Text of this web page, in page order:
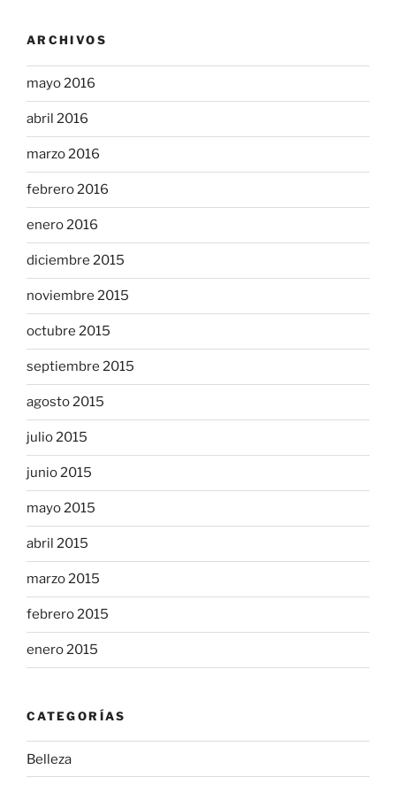
ARCHIVOS
mayo 2016
abril 2016
marzo 2016
febrero 2016
enero 2016
diciembre 2015
noviembre 2015
octubre 2015
septiembre 2015
agosto 2015
julio 2015
junio 2015
mayo 2015
abril 2015
marzo 2015
febrero 2015
enero 2015
CATEGORÍAS
Belleza